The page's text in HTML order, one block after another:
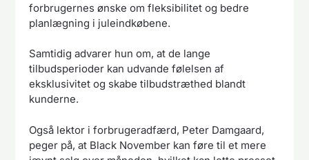
forbrugernes ønske om fleksibilitet og bedre
planlægning i juleindkøbene.
Samtidig advarer hun om, at de lange
tilbudsperioder kan udvande følelsen af
eksklusivitet og skabe tilbudstræthed blandt
kunderne.
Også lektor i forbrugeradfærd, Peter Damgaard,
peger på, at Black November kan føre til et mere